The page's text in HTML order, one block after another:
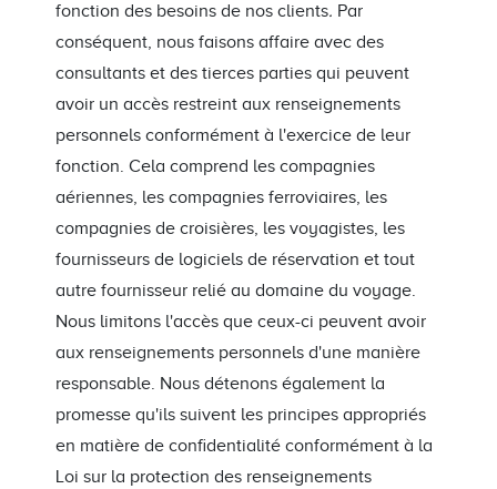
fonction des besoins de nos clients. Par
conséquent, nous faisons affaire avec des
consultants et des tierces parties qui peuvent
avoir un accès restreint aux renseignements
personnels conformément à l'exercice de leur
fonction. Cela comprend les compagnies
aériennes, les compagnies ferroviaires, les
compagnies de croisières, les voyagistes, les
fournisseurs de logiciels de réservation et tout
autre fournisseur relié au domaine du voyage.
Nous limitons l'accès que ceux-ci peuvent avoir
aux renseignements personnels d'une manière
responsable. Nous détenons également la
promesse qu'ils suivent les principes appropriés
en matière de confidentialité conformément à la
Loi sur la protection des renseignements